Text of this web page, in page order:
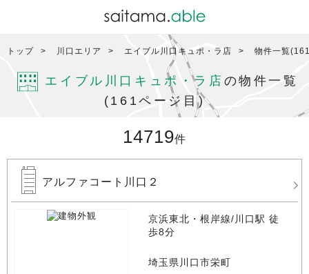
トップ 川口エリア エイブル川口キュポ・ラ店 物件一覧
エイブル川口キュポ・ラ店 の物件一覧
(161ページ目)
14719件
アルファコート川口２
京浜東北・根岸線/川口駅 徒
歩8分
埼玉県川口市栄町